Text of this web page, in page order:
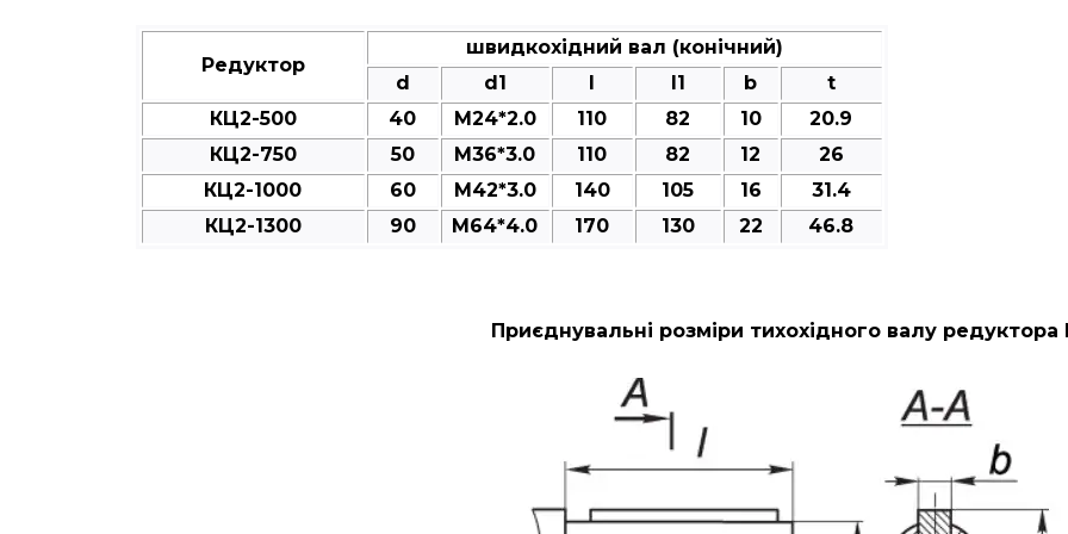
Редуктор
швидкохідний вал (конічний)
d
d1 l l1 b
t
КЦ2-500
40 M24*2.0 110 82 10
20.9
КЦ2-750
50 M36*3.0 110 82 12
26
КЦ2-1000
60 M42*3.0 140 105 16
31.4
КЦ2-1300
90 M64*4.0 170 130 22 46.8
Приєднувальні розміри тихохідного валу редуктора